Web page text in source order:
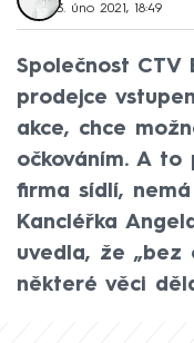
3. úno 2021, 18:49
Společnost CTV
prodejce
akce, chce
očkováním. A to
firma sídlí,
Kancléřka
uvedla, že „bez
některé věci